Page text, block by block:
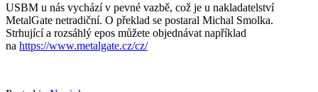
USBM u nás vychází v pevné vazbě, což je u nakladatelství
MetalGate netradiční. O překlad se postaral Michal Smolka.
Strhující a rozsáhlý epos můžete objednávat například
na https://www.metalgate.cz/cz/